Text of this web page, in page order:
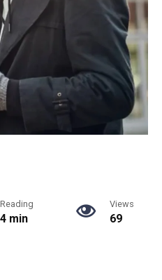
Reading
4 min
Views
69